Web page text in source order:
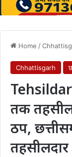
Home /
Chhattisgarh
तक
ठप,